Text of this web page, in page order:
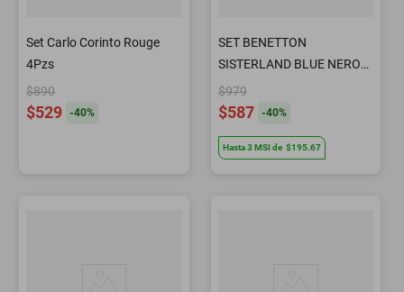
Set Carlo Corinto Rouge
4Pzs
$890
$529 -40%
SET BENETTON
SISTERLAND BLUE NEROLI
2PZS
$979
$587 -40%
Hasta3 MSIde $195.67